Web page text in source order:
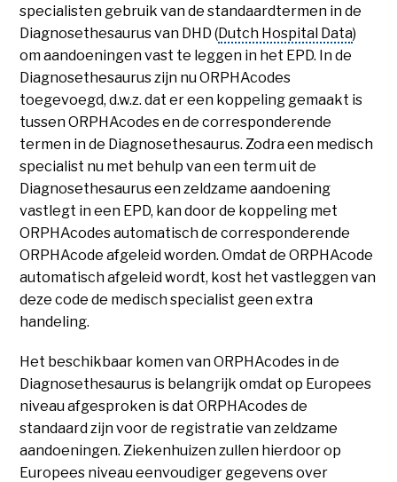
specialisten gebruik van de standaardtermen in de
Diagnosethesaurus van DHD (Dutch Hospital Data)
om aandoeningen vast te leggen in het EPD. In de
Diagnosethesaurus zijn nu ORPHAcodes
toegevoegd, d.w.z. dat er een koppeling gemaakt is
tussen ORPHAcodes en de corresponderende
termen in de Diagnosethesaurus. Zodra een medisch
specialist nu met behulp van een term uit de
Diagnosethesaurus een zeldzame aandoening
vastlegt in een EPD, kan door de koppeling met
ORPHAcodes automatisch de corresponderende
ORPHAcode afgeleid worden. Omdat de ORPHAcode
automatisch afgeleid wordt, kost het vastleggen van
deze code de medisch specialist geen extra
handeling.
Het beschikbaar komen van ORPHAcodes in de
Diagnosethesaurus is belangrijk omdat op Europees
niveau afgesproken is dat ORPHAcodes de
standaard zijn voor de registratie van zeldzame
aandoeningen. Ziekenhuizen zullen hierdoor op
Europees niveau eenvoudiger gegevens over